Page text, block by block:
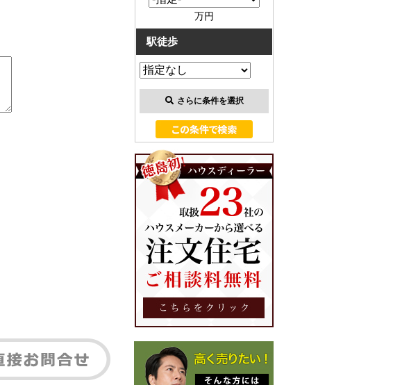
万円
駅徒歩
さらに条件を選択